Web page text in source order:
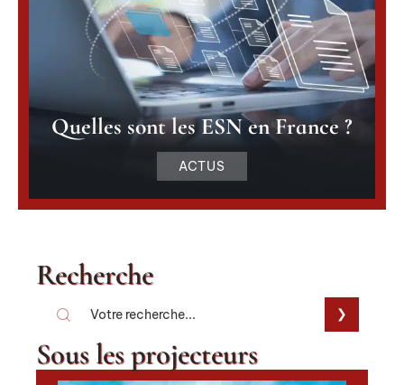
Quelles sont les ESN en France ?
ACTUS
Recherche
Sous les projecteurs